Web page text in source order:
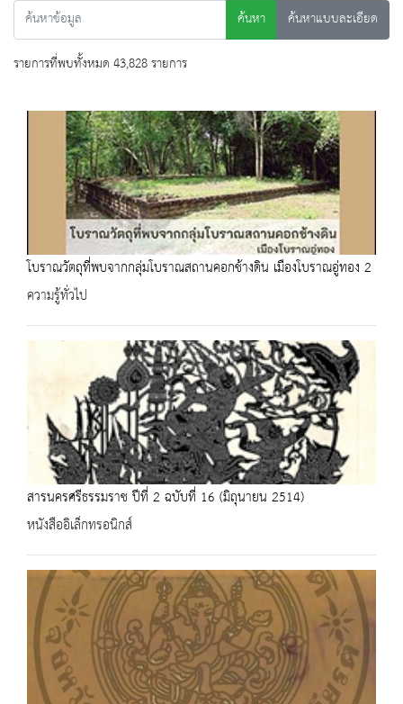
ค้นหา
ค้นหาแบบละเอียด
รายการที่พบทั้งหมด 43,828 รายการ
โบราณวัตถุที่พบจากกลุ่มโบราณสถานคอกช้างดิน เมืองโบราณอู่ทอง 2
ความรู้ทั่วไป
สารนครศรีธรรมราช ปีที่ 2 ฉบับที่ 16 (มิถุนายน 2514)
หนังสืออิเล็กทรอนิกส์